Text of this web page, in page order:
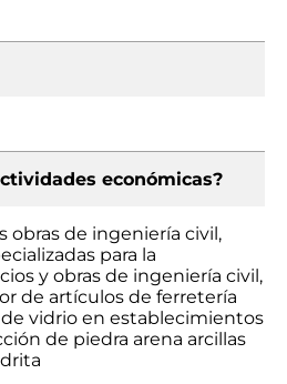
económicas?
obras de ingeniería civil,
para la
y obras de ingeniería civil,
de artículos de ferretería
vidrio en establecimientos
de piedra arena arcillas